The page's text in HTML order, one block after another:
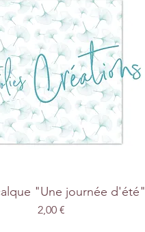
"Une journée d'été"
Prix
2,00 €